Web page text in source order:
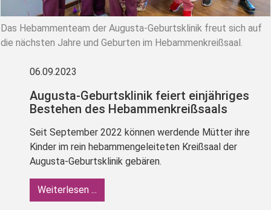
Das Hebammenteam der Augusta-Geburtsklinik freut sich auf
die nächsten Jahre und Geburten im Hebammenkreißsaal.
06.09.2023
Augusta-Geburtsklinik feiert einjähriges
Bestehen des Hebammenkreißsaals
Seit September 2022 können werdende Mütter ihre
Kinder im rein hebammengeleiteten Kreißsaal der
Augusta-Geburtsklinik gebären.
Weiterlesen ...